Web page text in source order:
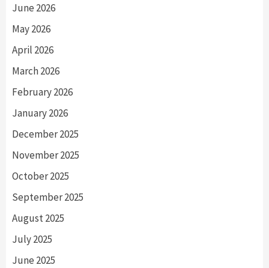
June 2026
May 2026
April 2026
March 2026
February 2026
January 2026
December 2025
November 2025
October 2025
September 2025
August 2025
July 2025
June 2025